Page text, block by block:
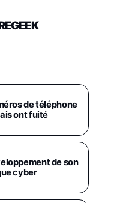
Ultra, Smartphone
512 Go,
25W Inclus,
Noir, Version FR
Bleu
de téléphone
ont fuité
de son
cyber